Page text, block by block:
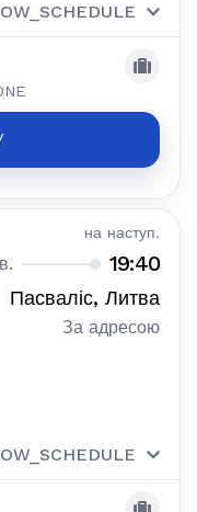
на наступ.
19:40
Пасваліс, Литва
За адресою